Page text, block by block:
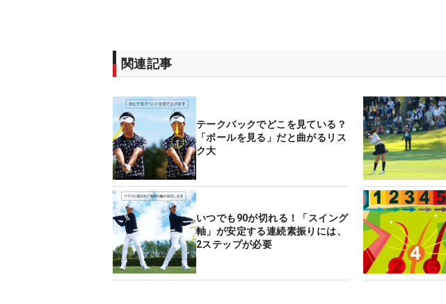
関連記事
テークバックでどこを見ている？
「ボールを見る」だと曲がるリス
ク大
いつでも90が切れる！「スイング
軸」が安定する連続素振りには、
2ステップが必要